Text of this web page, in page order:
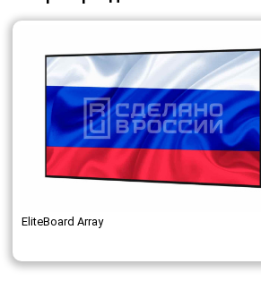
EliteBoard Array